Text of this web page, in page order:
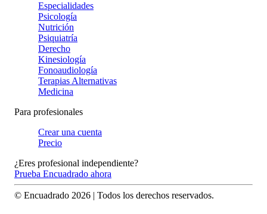
Especialidades
Psicología
Nutrición
Psiquiatría
Derecho
Kinesiología
Fonoaudiología
Terapias Alternativas
Medicina
Para profesionales
Crear una cuenta
Precio
¿Eres profesional independiente?
Prueba Encuadrado ahora
© Encuadrado 2026 | Todos los derechos reservados.